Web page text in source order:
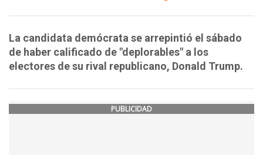
La candidata demócrata se arrepintió el sábado
de haber calificado de "deplorables" a los
electores de su rival republicano, Donald Trump.
PUBLICIDAD